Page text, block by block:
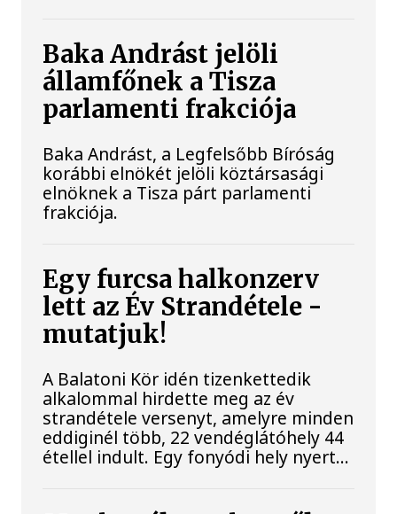
Baka Andrást jelöli
államfőnek a Tisza
parlamenti frakciója
Baka Andrást, a Legfelsőbb Bíróság
korábbi elnökét jelöli köztársasági
elnöknek a Tisza párt parlamenti
frakciója.
Egy furcsa halkonzerv
lett az Év Strandétele -
mutatjuk!
A Balatoni Kör idén tizenkettedik
alkalommal hirdette meg az év
strandétele versenyt, amelyre minden
eddiginél több, 22 vendéglátóhely 44
étellel indult. Egy fonyódi hely nyert...